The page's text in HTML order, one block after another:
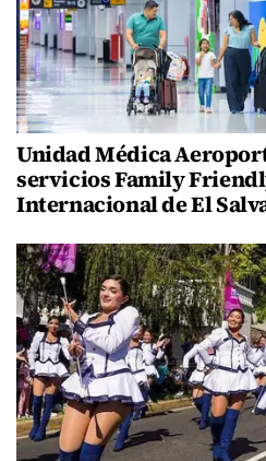
Unidad Médica
servicios Family
Internacional de El